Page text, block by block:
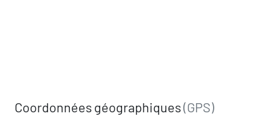
Coordonnées géographiques(GPS)